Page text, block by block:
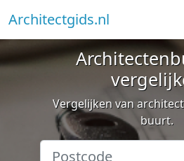
Architectgids.nl
Vergelijken van
buurt.